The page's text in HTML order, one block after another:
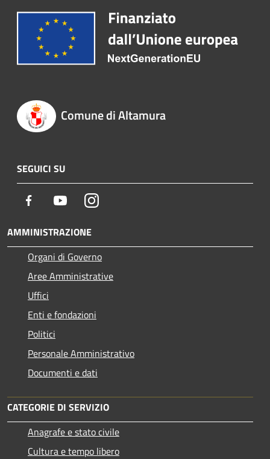
Comune di Altamura
SEGUICI SU
Facebook YoutubeInstagram
AMMINISTRAZIONE
Organi di Governo
Aree Amministrative
Uffici
Enti e fondazioni
Politici
Personale Amministrativo
Documenti e dati
CATEGORIE DI SERVIZIO
Anagrafe e stato civile
Cultura e tempo libero